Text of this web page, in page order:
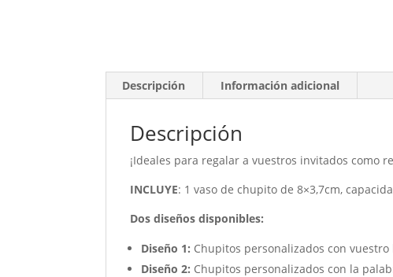
Descripción Información adicional
Descripción
¡Ideales para regalar a vuestros invitados como
INCLUYE: 1 vaso de chupito de 8×3,7cm,
Dos diseños disponibles:
Diseño 1: Chupitos personalizados con
Diseño 2: Chupitos personalizados con la